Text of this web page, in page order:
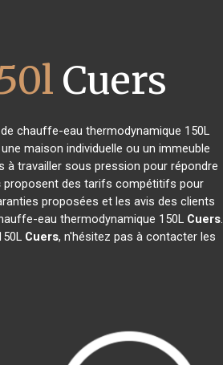
Cuers
chauffe-eau thermodynamique 150L
maison individuelle ou un immeuble
à travailler sous pression pour répondre
proposent des tarifs compétitifs pour
proposées et les avis des clients
eau thermodynamique 150L Cuers.
Cuers, n'hésitez pas à contacter les